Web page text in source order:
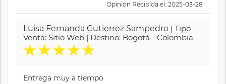
Opinión Recibida el: 2025-03-28
Luisa Fernanda Gutierrez Sampedro | Tipo
Venta: Sitio Web | Destino: Bogotá - Colombia
★★★★★
Entrega muy a tiempo